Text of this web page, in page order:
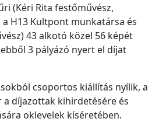
(Kéri Rita festőművész,
H13 Kultpont munkatársa és
43 alkotó közel 56 képét
3 pályázó nyert el díjat
csoportos kiállítás nyílik, a
díjazottak kihirdetésére és
oklevelek kíséretében.